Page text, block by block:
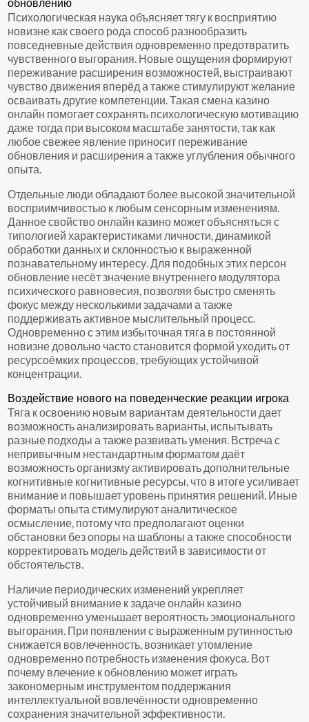
Психологическая наука объясняет тягу к восприятию
новизне как своего рода способ разнообразить
повседневные действия одновременно предотвратить
чувственного выгорания. Новые ощущения формируют
переживание расширения возможностей, выстраивают
чувство движения вперёд а также стимулируют желание
осваивать другие компетенции. Такая смена казино
онлайн помогает сохранять психологическую мотивацию
даже тогда при высоком масштабе занятости, так как
любое свежее явление приносит переживание
обновления и расширения а также углубления обычного
опыта.
Отдельные люди обладают более высокой значительной
восприимчивостью к любым сенсорным изменениям.
Данное свойство онлайн казино может объясняться с
типологией характеристиками личности, динамикой
обработки данных и склонностью к выраженной
познавательному интересу. Для подобных этих персон
обновление несёт значение внутреннего модулятора
психического равновесия, позволяя быстро сменять
фокус между несколькими задачами а также
поддерживать активное мыслительный процесс.
Одновременно с этим избыточная тяга в постоянной
новизне довольно часто становится формой уходить от
ресурсоёмких процессов, требующих устойчивой
концентрации.
Воздействие нового на поведенческие реакции игрока
Тяга к освоению новым вариантам деятельности дает
возможность анализировать варианты, испытывать
разные подходы а также развивать умения. Встреча с
непривычным нестандартным форматом даёт
возможность организму активировать дополнительные
когнитивные когнитивные ресурсы, что в итоге усиливает
внимание и повышает уровень принятия решений. Иные
форматы опыта стимулируют аналитическое
осмысление, потому что предполагают оценки
обстановки без опоры на шаблоны а также способности
корректировать модель действий в зависимости от
обстоятельств.
Наличие периодических изменений укрепляет
устойчивый внимание к задаче онлайн казино
одновременно уменьшает вероятность эмоционального
выгорания. При появлении с выраженным рутинностью
снижается вовлеченность, возникает утомление
одновременно потребность изменения фокуса. Вот
почему влечение к обновлению может играть
закономерным инструментом поддержания
интеллектуальной вовлечённости одновременно
сохранения значительной эффективности.